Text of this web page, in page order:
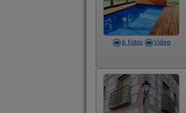
6 Fotos Video